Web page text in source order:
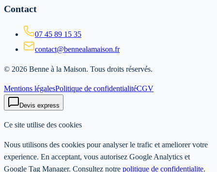
Contact
07 45 89 15 35
contact@bennealamaison.fr
© 2026 Benne à la Maison. Tous droits réservés.
Mentions légalesPolitique de confidentialitéCGV
Devis express
Ce site utilise des cookies
Nous utilisons des cookies pour analyser le trafic et ameliorer votre
experience. En acceptant, vous autorisez Google Analytics et
Google Tag Manager. Consultez notre politique de confidentialite.